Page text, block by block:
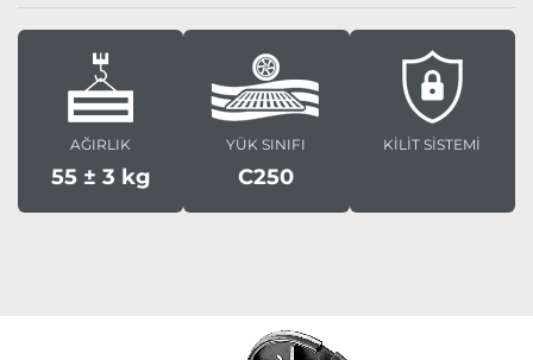
AĞIRLIK
55 ± 3 kg
YÜK SINIFI
C250
KİLİT SİSTEMİ